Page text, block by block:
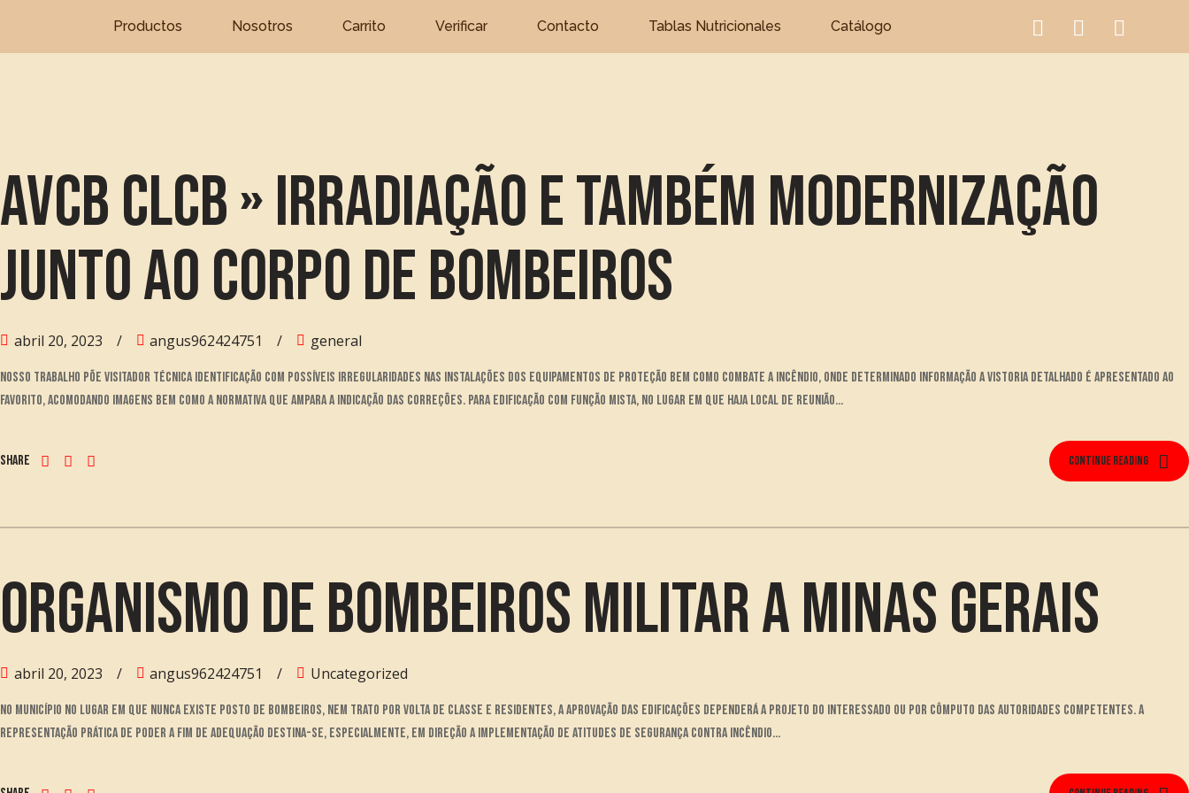
Productos Nosotros Carrito Verificar Contacto Tablas Nutricionales Catálogo
Avcb Clcb » Irradiação E Também Modernização
Junto Ao Corpo De Bombeiros
abril 20, 2023 angus962424751 general
Nosso trabalho põe visitador técnica identificação com possíveis irregularidades nas instalações dos equipamentos de proteção bem como combate a incêndio, onde determinado informação a vistoria detalhado é apresentado ao
favorito, acomodando imagens bem como a Normativa que ampara a indicação das correções. Para edificação com função mista, no lugar em que haja local de reunião...
Share Continue reading
Organismo De Bombeiros Militar A Minas Gerais
abril 20, 2023 angus962424751 Uncategorized
No município no lugar em que nunca existe Posto de Bombeiros, nem trato por volta de Classe e Residentes, a aprovação das edificações dependerá a projeto do interessado ou por cômputo das autoridades competentes. A
Representação Prática de Poder a fim de Adequação destina-se, especialmente, em direção a implementação de atitudes de segurança contra incêndio...